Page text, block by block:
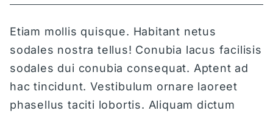
Etiam mollis quisque. Habitant netus
sodales nostra tellus! Conubia lacus facilisis
sodales dui conubia consequat. Aptent ad
hac tincidunt. Vestibulum ornare laoreet
phasellus taciti lobortis. Aliquam dictum